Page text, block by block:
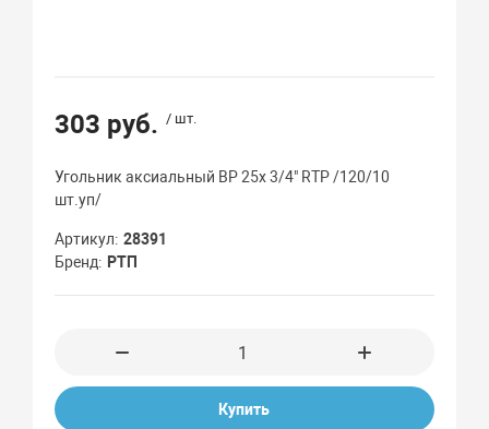
303 руб. / шт.
Угольник аксиальный ВР 25х 3/4" RTP /120/10
шт.уп/
Артикул 28391
Бренд
РТП
Купить